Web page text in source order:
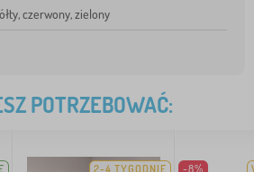
czerwony, zielony
POTRZEBOWAĆ:
2-4 TYGODNIE -8%